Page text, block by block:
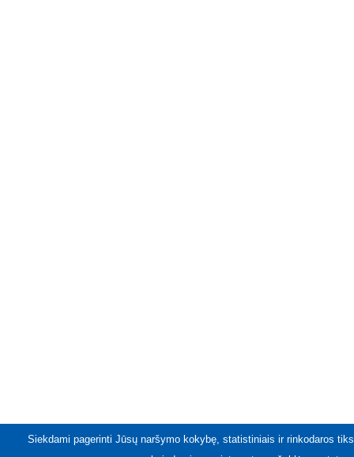
Siekdami pagerinti Jūsų naršymo kokybę, statistiniais ir rinkodaros